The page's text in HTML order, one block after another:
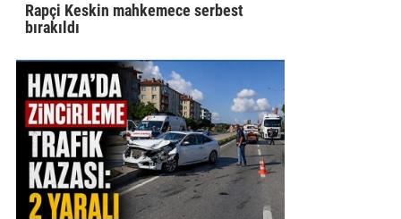
Rapçi Keskin mahkemece serbest
bırakıldı